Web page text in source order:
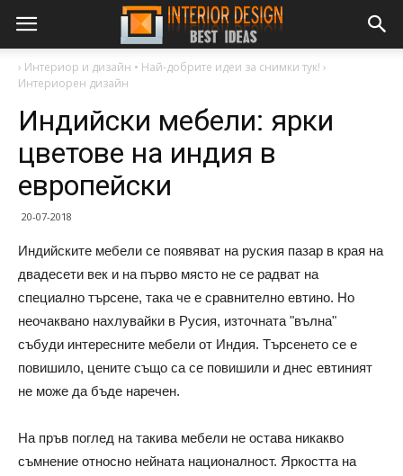
› Интериор и дизайн • Най-добрите идеи за снимки тук! ›
Интериорен дизайн
Индийски мебели: ярки
цветове на индия в
европейски
20-07-2018
Индийските мебели се появяват на руския пазар в края на
двадесети век и на първо място не се радват на
специално търсене, така че е сравнително евтино. Но
неочаквано нахлувайки в Русия, източната "вълна"
събуди интересните мебели от Индия. Търсенето се е
повишило, цените също са се повишили и днес евтиният
не може да бъде наречен.
На пръв поглед на такива мебели не остава никакво
съмнение относно нейната националност. Яркостта на